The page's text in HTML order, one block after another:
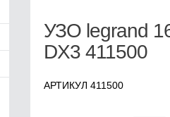
УЗО legrand
DX3 411500
АРТИКУЛ 411500